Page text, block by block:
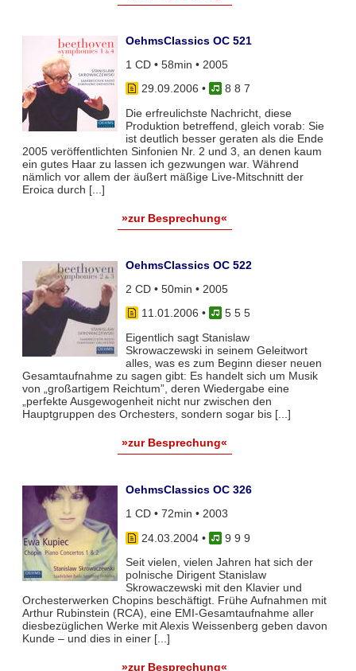
OehmsClassics OC 521
1 CD • 58min • 2005
29.09.2006 •
8 8 7
Die erfreulichste Nachricht, diese
Produktion betreffend, gleich vorab: Sie
ist deutlich besser geraten als die Ende
2005 veröffentlichten Sinfonien Nr. 2 und 3, an denen kaum
ein gutes Haar zu lassen ich gezwungen war. Während
nämlich vor allem der äußert mäßige Live-Mitschnitt der
Eroica durch [...]
»zur Besprechung«
OehmsClassics OC 522
2 CD • 50min • 2005
11.01.2006 •
5 5 5
Eigentlich sagt Stanislaw
Skrowaczewski in seinem Geleitwort
alles, was es zum Beginn dieser neuen
Gesamtaufnahme zu sagen gibt: Es handelt sich um Musik
von „großartigem Reichtum”, deren Wiedergabe eine
„perfekte Ausgewogenheit nicht nur zwischen den
Hauptgruppen des Orchesters, sondern sogar bis [...]
»zur Besprechung«
OehmsClassics OC 326
1 CD • 72min • 2003
24.03.2004•
9 9 9
Seit vielen, vielen Jahren hat sich der
polnische Dirigent Stanislaw
Skrowaczewski mit den Klavier und
Orchesterwerken Chopins beschäftigt. Frühe Aufnahmen mit
Arthur Rubinstein (RCA), eine EMI-Gesamtaufnahme aller
diesbezüglichen Werke mit Alexis Weissenberg geben davon
Kunde – und dies in einer [...]
»zur Besprechung«